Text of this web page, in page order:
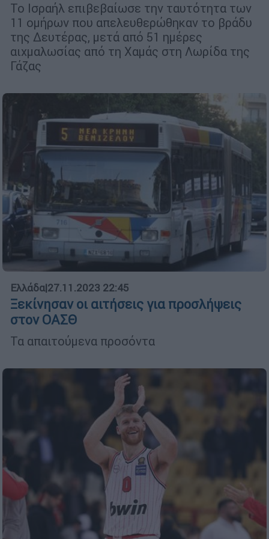
Το Ισραήλ επιβεβαίωσε την ταυτότητα των
11 ομήρων που απελευθερώθηκαν το βράδυ
της Δευτέρας, μετά από 51 ημέρες
αιχμαλωσίας από τη Χαμάς στη Λωρίδα της
Γάζας
Ελλάδα|27.11.2023 22:45
Ξεκίνησαν οι αιτήσεις για προσλήψεις
στον ΟΑΣΘ
Τα απαιτούμενα προσόντα